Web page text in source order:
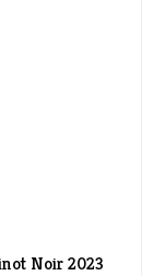
Noir 2023